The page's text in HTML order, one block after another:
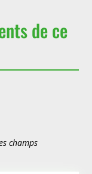
de ce
champs